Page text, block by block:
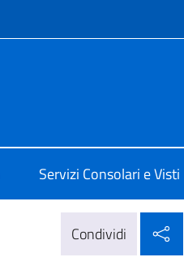
Servizi Consolari e Visti
Condividi